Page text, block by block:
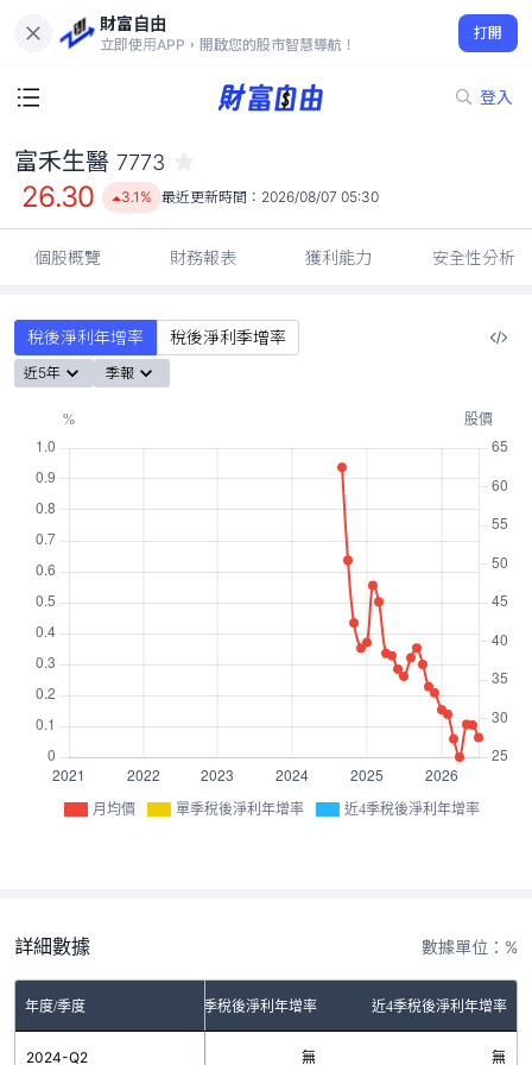
財富自由
立即使用APP，開啟您的股市智慧導航！
打開
登入
26.30
3.1%
富禾生醫 7773
26.30 3.1% 最近更新時間： 2026/08/07 05:30
個股概覽 財務報表 獲利能力 安全性分析
稅後淨利年增率 稅後淨利季增率
近5年 季報
月均價 單季稅後淨利年增率 近4季稅後淨利年增率
詳細數據 數據單位：%
年度/季度 單季稅後淨利年增率 近4季稅後淨利年增率
2024-Q2 無 無